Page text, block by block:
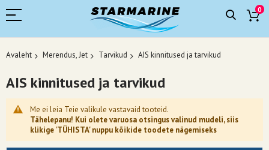
0
Avaleht Merendus, Jet Tarvikud AIS kinnitused ja tarvikud
AIS kinnitused ja tarvikud
Me ei leia Teie valikule vastavaid tooteid.
Tähelepanu! Kui olete varuosa otsingus valinud mudeli, siis
klikige 'TÜHISTA' nuppu kõikide toodete nägemiseks